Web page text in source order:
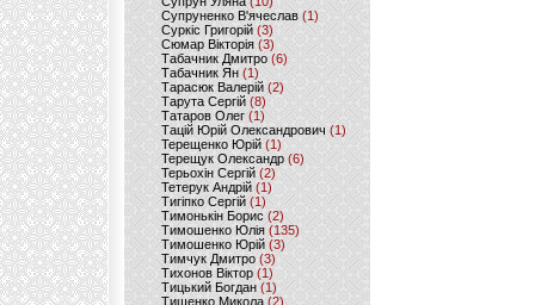
Супруненко В'ячеслав (1)
Суркіс Григорій (3)
Сюмар Вікторія (3)
Табачник Дмитро (6)
Табачник Ян(1)
Тарасюк Валерій (2)
Тарута Сергій (8)
Татаров Олег(1)
Тацій Юрій Олександрович(1)
Терещенко Юрій(1)
Терещук Олександр(6)
Терьохін Сергій (2)
Тетерук Андрій (1)
Тигіпко Сергій(1)
Тимонькін Борис (2)
Тимошенко Юлія (135)
Тимошенко Юрій(3)
Тимчук Дмитро (3)
Тихонов Віктор (1)
Тицький Богдан (1)
Тищенко Микола (2)